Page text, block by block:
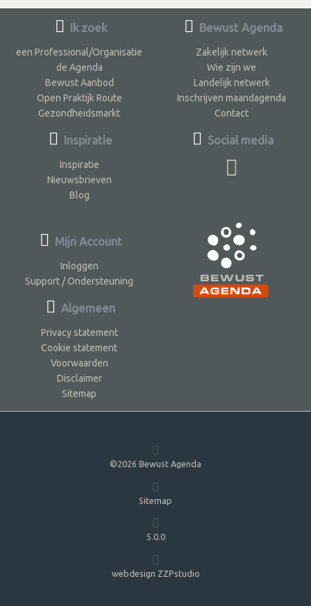
Ik zoek
een Professional/Organisatie
de Agenda
Bewust Aanbod
Open Praktijk Route
Gezondheidsmarkt
Inspiratie
Inspiratie
Nieuwsbrieven
Blog
Bewust Agenda
Zakelijk netwerk
Wie zijn we
Landelijk netwerk
Inschrijven maandagenda
Contact
Social media
Mijn Account
Inloggen
Support / Ondersteuning
Algemeen
Privacy statement
Cookie statement
Voorwaarden
Disclaimer
Sitemap
©2026 Bewust Agenda
Sitemap
5.0.0
webdesign ZZPstudio